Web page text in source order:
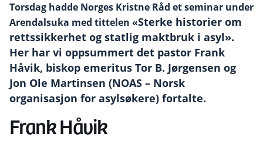
Torsdag hadde Norges Kristne Råd et seminar under
Arendalsuka med tittelen «Sterke historier om
rettssikkerhet og statlig maktbruk i asyl».
Her har vi oppsummert det pastor Frank
Håvik, biskop emeritus Tor B. Jørgensen og
Jon Ole Martinsen (NOAS – Norsk
organisasjon for asylsøkere) fortalte.
Frank Håvik